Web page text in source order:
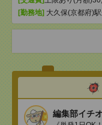
[勤務地] 大久保(京都府)
編集部イチ